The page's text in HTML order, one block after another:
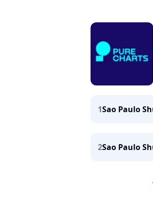
1Sao Paulo
2Sao Paulo